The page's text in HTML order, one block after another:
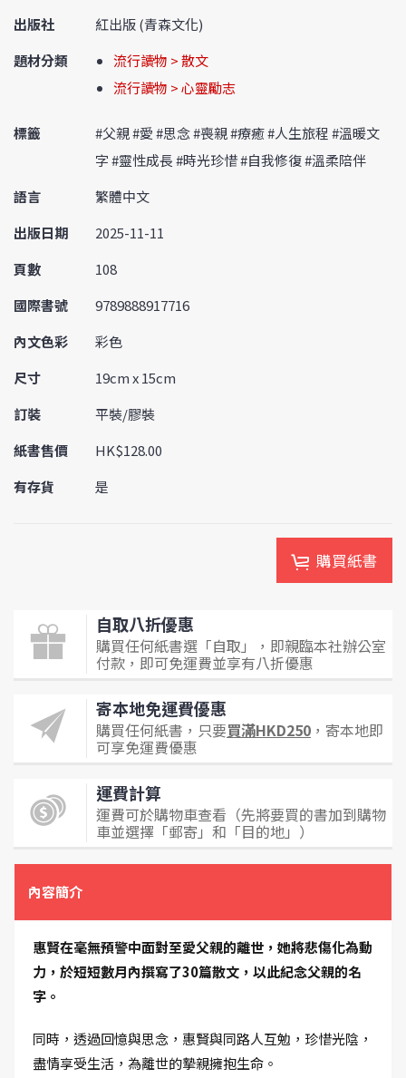
出版社
紅出版 (青森文化)
題材分類
流行讀物 > 散文
流行讀物 > 心靈勵志
標籤
#父親 #愛 #思念 #喪親 #療癒 #人生旅程 #溫暖文
字 #靈性成長 #時光珍惜 #自我修復 #溫柔陪伴
語言
繁體中文
出版日期
2025-11-11
頁數
108
國際書號
9789888917716
內文色彩
彩色
尺寸
19cm x 15cm
訂裝
平裝/膠裝
紙書售價
HK$128.00
有存貨
是
購買紙書
自取八折優惠
購買任何紙書選「自取」，即親臨本社辦公室
付款，即可免運費並享有八折優惠
寄本地免運費優惠
購買任何紙書，只要買滿HKD250 ，寄本地即
可享免運費優惠
運費計算
運費可於購物車查看（先將要買的書加到購物
車並選擇「郵寄」和「目的地」）
內容簡介
惠賢在毫無預警中面對至愛父親的離世，她將悲傷化為動
力，於短短數月內撰寫了30篇散文，以此紀念父親的名
字。
同時，透過回憶與思念，惠賢與同路人互勉，珍惜光陰，
盡情享受生活，為離世的摯親擁抱生命。